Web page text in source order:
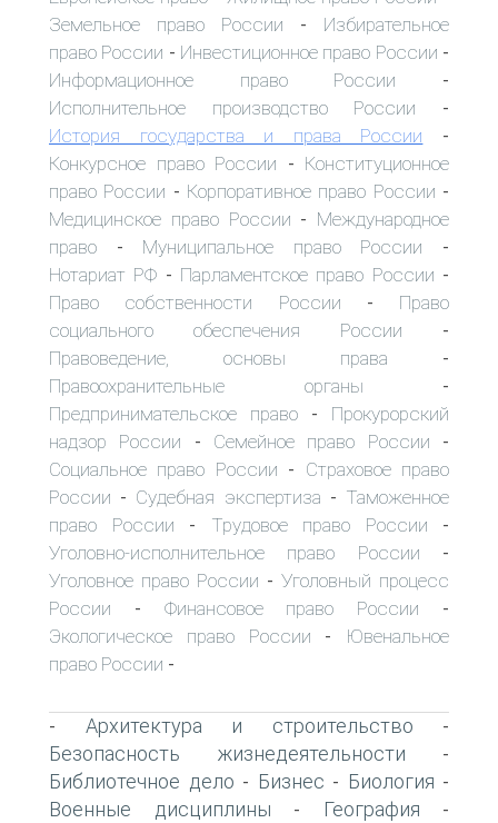
Земельное право России - Избирательное
право России - Инвестиционное право России -
Информационное право России -
Исполнительное производство России -
История государства и права России -
Конкурсное право России - Конституционное
право России - Корпоративное право России -
Медицинское право России - Международное
право - Муниципальное право России -
Нотариат РФ - Парламентское право России -
Право собственности России - Право
социального обеспечения России -
Правоведение, основы права -
Правоохранительные органы -
Предпринимательское право - Прокурорский
надзор России - Семейное право России -
Социальное право России - Страховое право
России - Судебная экспертиза - Таможенное
право России - Трудовое право России -
Уголовно-исполнительное право России -
Уголовное право России - Уголовный процесс
России - Финансовое право России -
Экологическое право России -
Ювенальное
право России -
- Архитектура и строительство -
Безопасность жизнедеятельности -
Библиотечное дело - Бизнес - Биология -
Военные дисциплины - География -